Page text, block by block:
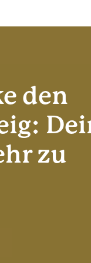
den
zu